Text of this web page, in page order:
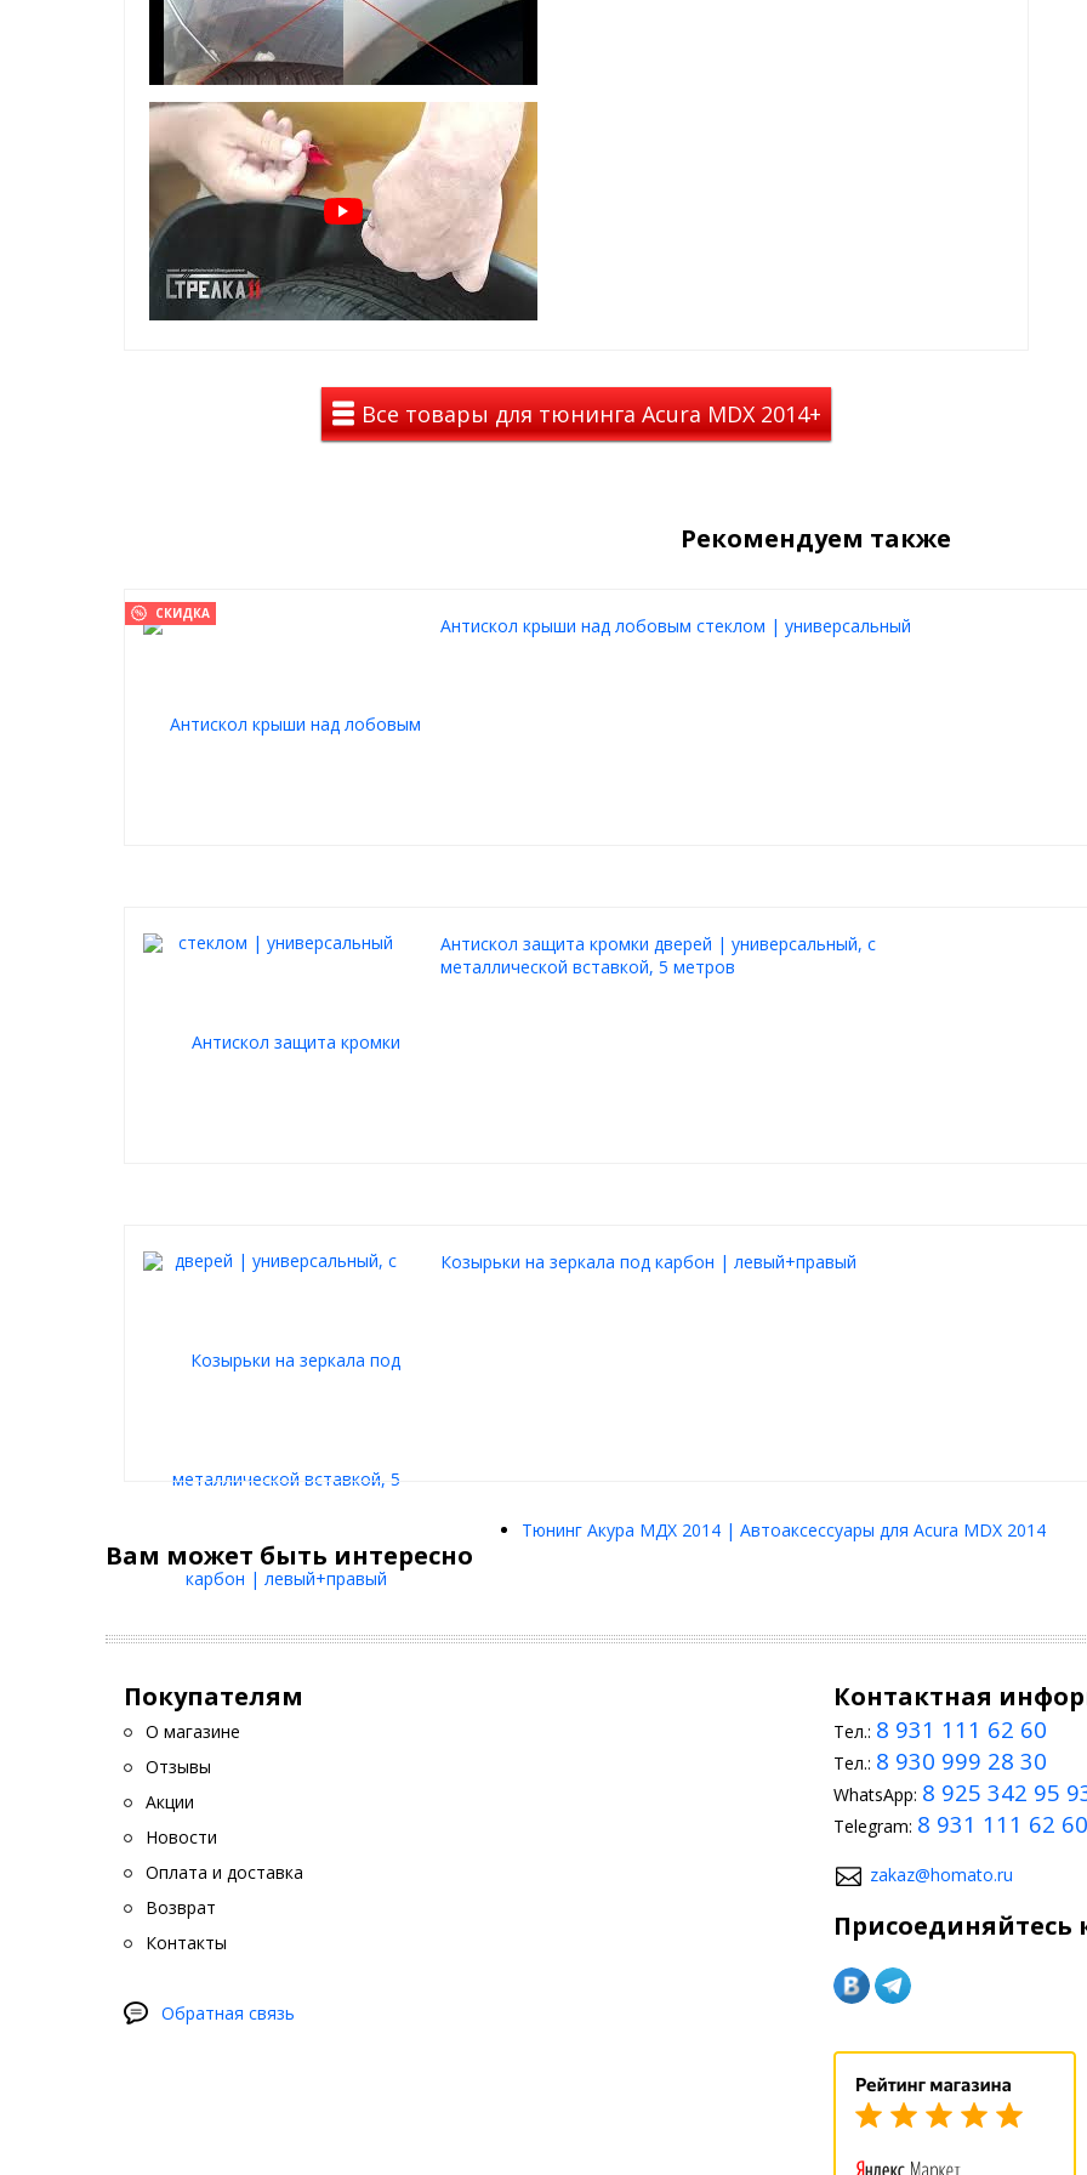
Антискол накладки на арки предназначены для защиты кромки крыла от сколов и
царапин , которые появляются из-за камней, песка и т.д. Особенность накладок в
небольшой ширине, благодаря чему они смотрятся аккуратно и штатно, как
Надёжность:
Они не теряют форму, не деформируются после попадания всяких химических
реагентов: кислот, щелочей и жиров. Материал сохраняет свою форму от -50 °C до
+50 °C. Поверхность изделия устойчива к царапинам и длительное время
сохраняет привлекательный внешний вид.
Установка:
хорошо обезжирить предполагаемое место для установки.
Все товары для тюнинга Acura MDX 2014+
Рекомендуем также
СКИДКА
Антискол крыши над лобовым стеклом | универсальный
Антискол защита кромки дверей | универсальный, с
металлической вставкой, 5 метров
Козырьки на зеркала под карбон | левый+правый
Вам может быть интересно
Тюнинг Акура МДХ 2014 | Автоаксессуары для Acura MDX 2014
Покупателям
О магазине
Отзывы
Акции
Новости
Оплата и доставка
Возврат
Контакты
Обратная связь
Контактная
Тел.: 8 931 111 62 60
Тел.: 8 930 999 28 30
WhatsApp: 8 925 342 95
Telegram: 8 931 111 62 60
zakaz@homato.ru
Присоединяйтесь